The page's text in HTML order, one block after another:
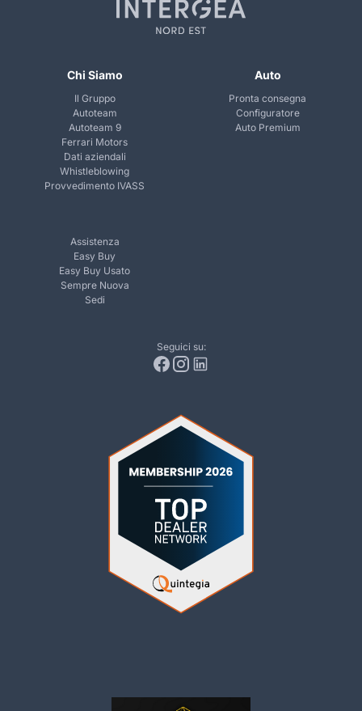
Chi Siamo
Il Gruppo
Autoteam
Autoteam 9
Ferrari Motors
Dati aziendali
Whistleblowing
Provvedimento IVASS
Auto
Pronta consegna
Configuratore
Auto Premium
Assistenza
Easy Buy
Easy Buy Usato
Sempre Nuova
Sedi
Seguici su: